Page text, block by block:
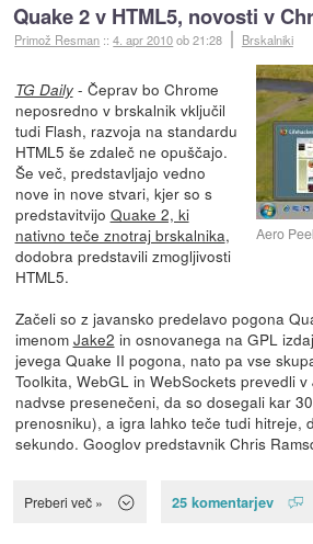
Quake 2 v HTML5, novosti v
Primož Resman ::4. apr 2010ob 21:28 Brskalniki
Aero
TG Daily- Čeprav bo Chrome
neposredno v brskalnik vključil
tudi Flash, razvoja na standardu
HTML5 še zdaleč ne opuščajo.
Še več, predstavljajo vedno
nove in nove stvari, kjer so s
predstavitvijo Quake 2, ki
nativno teče znotraj brskalnika,
dodobra predstavili zmogljivosti
HTML5.
Začeli so z javansko predelavo pogona
imenom Jake2 in osnovanega na GPL
jevega Quake II pogona, nato pa vse
Toolkita, WebGL in WebSockets prevedli
nadvse presenečeni, da so dosegali kar
prenosniku), a igra lahko teče tudi hitreje,
sekundo. Googlov predstavnik Chris
Preberi več » 25 komentarjev